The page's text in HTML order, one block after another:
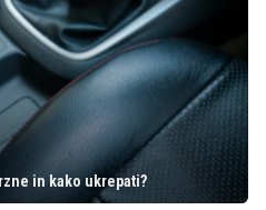
in kako ukrepati?